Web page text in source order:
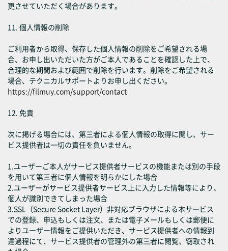
更させていただく場合があります。
11. 個人情報の削除
ご利用者から取得、保存した個人情報の削除をご希望される場
合、お申し出いただいた方がご本人であることを確認した上で、
合理的な期間および範囲で削除を行います。削除をご希望される
場合、テクニカルサポートよりお申し出ください。
https://filmuy.com/support/contact
12. 免責
次に掲げる場合には、第三者による個人情報の取得に関し、サー
ビス提供者は一切の責任を負いません。
1.ユーザーご本人がサービス提供者サービスの機能または別の手段
を用いて第三者に個人情報を明らかにした場合
2.ユーザーがサービス提供者サービス上に入力した情報等により、
個人が識別できてしまった場合
3.SSL（Secure Socket Layer）非対応ブラウザによる本サービス
での登録、申込もしくは注文、または電子メールもしくは郵便に
よりユーザー情報をご提供いただき、サービス提供者への情報到
達過程にて、サービス提供者の管理外の第三者に閲覧、窃取され